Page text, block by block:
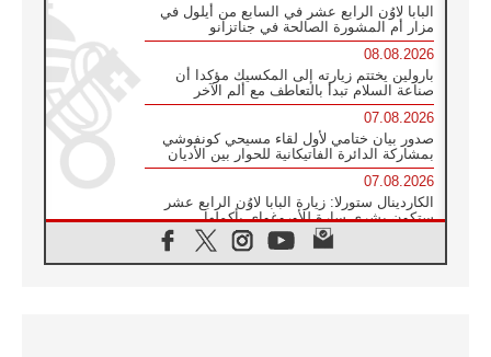
البابا لاوُن الرابع عشر في السابع من أيلول في
مزار أم المشورة الصالحة في جناتزانو
08.08.2026
بارولين يختتم زيارته إلى المكسيك مؤكدا أن
صناعة السلام تبدأ بالتعاطف مع ألم الآخر
07.08.2026
صدور بيان ختامي لأول لقاء مسيحي كونفوشي
بمشاركة الدائرة الفاتيكانية للحوار بين الأديان
07.08.2026
الكاردينال ستورلا: زيارة البابا لاوُن الرابع عشر
ستكون بشرى سارة للأوروغواي بأكملها
الفاتيكان يعلن برنامج الزيارة الرسولية للبابا لاوُن